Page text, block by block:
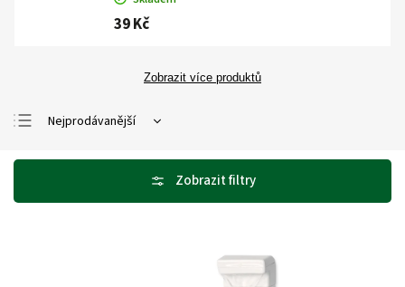
39 Kč
Zobrazit více produktů
Nejprodávanější
Abecedně